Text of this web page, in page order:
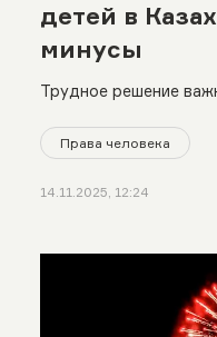
детей в
минусы
Трудное решение
Права человека
14.11.2025, 12:24